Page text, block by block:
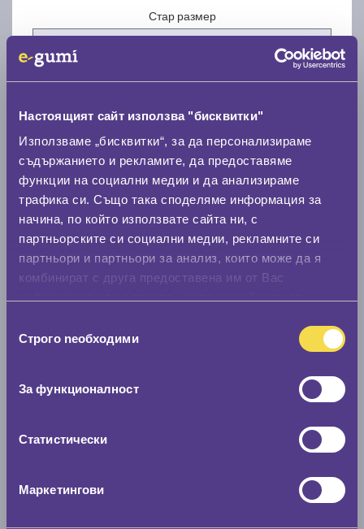
Настоящият сайт използва "бисквитки"
Използваме „бисквитки“, за да персонализираме
съдържанието и рекламите, да предоставяме
функции на социални медии и да анализираме
трафика си. Също така споделяме информация за
начина, по който използвате сайта ни, с
партньорските си социални медии, рекламните си
партньори и партньори за анализ, които може да я
комбинират с друга предоставена им от Вас
наСтрого nеобходими
За функционалност
Статистически
Маркетингови
Стар размер
Нов размер
Стар размер
По марка автомобил